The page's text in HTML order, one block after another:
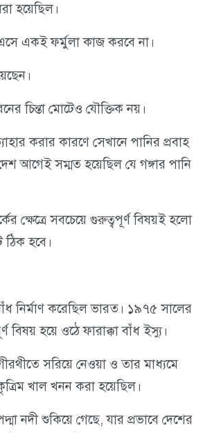
হয়েছিল।
একই ফর্মুলা কাজ করবে না।
চিন্তা মোটেও যৌক্তিক নয়।
করার কারণে সেখানে পানির প্রবাহ
আগেই সম্মত হয়েছিল যে গঙ্গার পানি
সবচেয়ে গুরুত্বপূর্ণ বিষয়ই হলো
ঠিক হবে।
নির্মাণ করেছিল ভারত। ১৯৭৫ সালের
হয়ে ওঠে ফারাক্কা বাঁধ ইস্যু।
সরিয়ে নেওয়া ও তার মাধ্যমে
খাল খনন করা হয়েছিল।
নদী শুকিয়ে গেছে, যার প্রভাবে দেশের